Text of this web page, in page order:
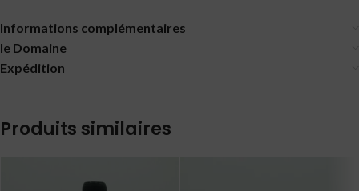
Informations complémentaires
le Domaine
Expédition
Produits similaires